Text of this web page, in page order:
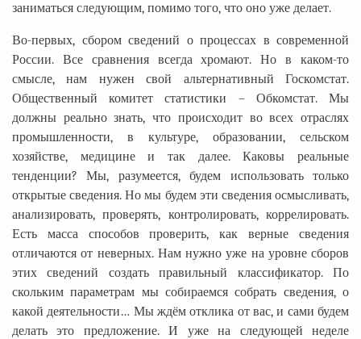
заниматься следующим, помимо того, что оно уже делает.
Во-первых, сбором сведений о процессах в современной
России. Все сравнения всегда хромают. Но в каком-то
смысле, нам нужен свой альтернативный Госкомстат.
Общественный комитет статистики – Обкомстат. Мы
должны реально знать, что происходит во всех отраслях
промышленности, в культуре, образовании, сельском
хозяйстве, медицине и так далее. Каковы реальные
тенденции? Мы, разумеется, будем использовать только
открытые сведения. Но мы будем эти сведения осмысливать,
анализировать, проверять, контролировать, коррелировать.
Есть масса способов проверить, как верные сведения
отличаются от неверных. Нам нужно уже на уровне сборов
этих сведений создать правильный классификатор. По
скольким параметрам мы собираемся собрать сведения, о
какой деятельности… Мы ждём отклика от вас, и сами будем
делать это предложение. И уже на следующей неделе